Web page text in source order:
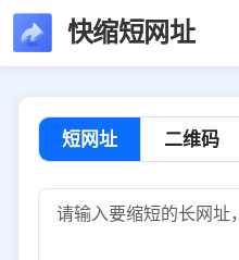
快缩短网址
短网址 二维码